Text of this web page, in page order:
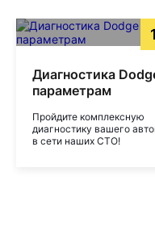
Диагностика
параметрам
Пройдите комплексную
диагностику вашего
в сети наших СТО!